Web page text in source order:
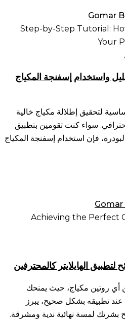
Gomar
واستخدام إسفنجة المكياج
لتحقيق إطلالة مكياج خالية
سواء كنت تقومين بتطبيق
فإن استخدام إسفنجة المكياج
لتطبيق الهايلايتر كالمحترفين
أي روتين مكياج، حيث يمنحك
عند تطبيقه بشكل صحيح، يبرز
بشرتك لمسة نهائية ندية ومشرقة.